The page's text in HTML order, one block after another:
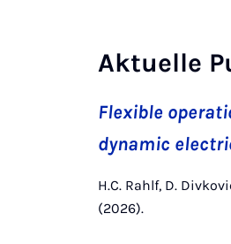
Aktuelle
Flexible
dynamic
H.C. Rahlf, D.
(2026).